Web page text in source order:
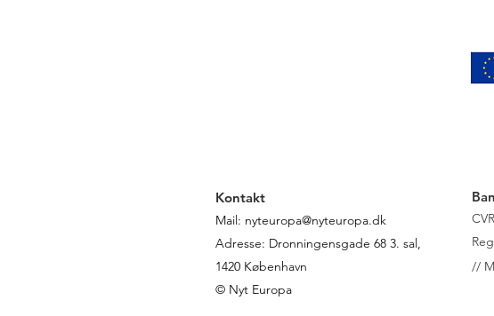
Kontakt
Mail: nyteuropa@nyteuropa.dk
Adresse: Dronningensgade 68 3. sal,
1420 København
© Nyt Europa
R
//